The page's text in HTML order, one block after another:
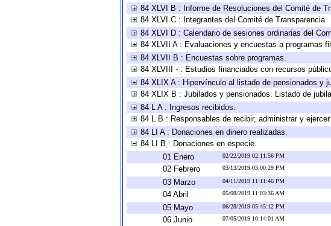
84 XLVI B : Informe de Resoluciones del Comité de
84 XLVI C : Integrantes del Comité de Transparencia.
84 XLVI D : Calendario de sesiones ordinarias del
84 XLVII A : Evaluaciones y encuestas a programas
84 XLVII B : Encuestas sobre programas.
84 XLVIII - : Estudios financiados con recursos
84 XLIX A : Hipervínculo al listado de pensionados y
84 XLIX B : Jubilados y pensionados. Listado de
84 L A : Ingresos recibidos.
84 L B : Responsables de recibir, administrar y
84 LI A : Donaciones en dinero realizadas.
84 LI B : Donaciones en especie.
01 Enero
02/22/2019 02:11:56 PM
02 Febrero 03/13/2019 03:00:29 PM
03 Marzo 04/11/2019 11:11:46 PM
04 Abril 05/08/2019 11:03:36 AM
05 Mayo 06/28/2019 05:45:12 PM
06 Junio 07/05/2019 10:14:01 AM